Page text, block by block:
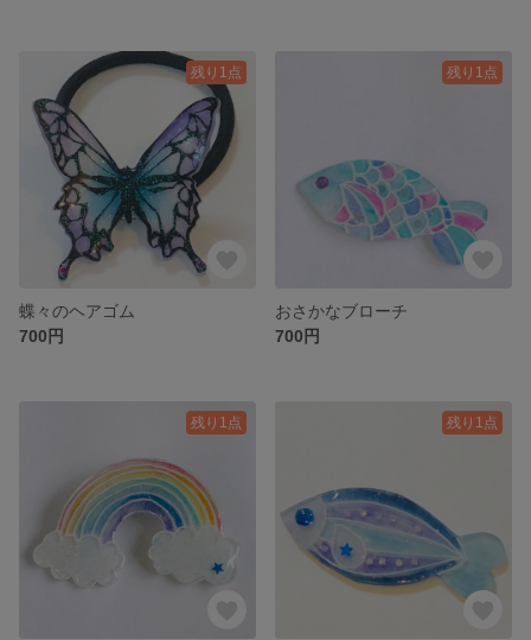
残り1点
蝶々のヘアゴム
700円
残り1点
おさかなブローチ
700円
残り1点 残り1点